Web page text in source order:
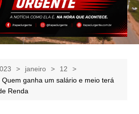
janeiro
12
Quem ganha um salário e meio terá
Renda